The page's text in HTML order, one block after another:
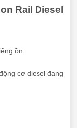
Rail Diesel
ồn
cơ diesel đang